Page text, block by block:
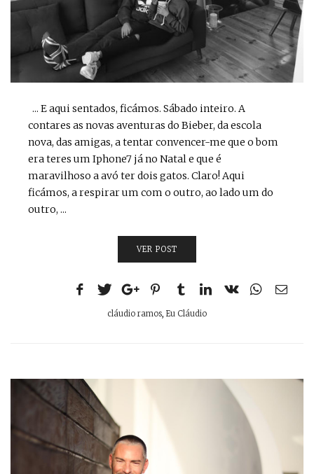
... E aqui sentados, ficámos. Sábado inteiro. A
contares as novas aventuras do Bieber, da escola
nova, das amigas, a tentar convencer-me que o bom
era teres um Iphone7 já no Natal e que é
maravilhoso a avó ter dois gatos. Claro! Aqui
ficámos, a respirar um com o outro, ao lado um do
outro, ...
VER POST
cláudio ramos, Eu Cláudio